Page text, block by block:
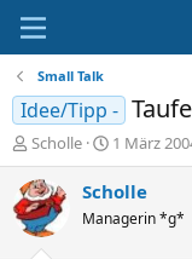
Small Talk
Idee/Tipp -
E
r
s
t
e
Scholle
E
r
s
e
1 März
Scholle
Managerin *g*